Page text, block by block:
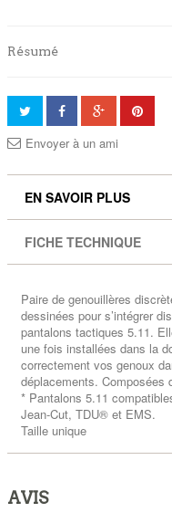
Résumé
Envoyer à un ami
EN SAVOIR PLUS
FICHE TECHNIQUE
Paire de genouillères
dessinées pour s’intégrer
pantalons tactiques 5.11.
une fois installées dans la
correctement vos genoux
déplacements. Composées
* Pantalons 5.11
Jean-Cut, TDU® et EMS.
Taille unique
AVIS